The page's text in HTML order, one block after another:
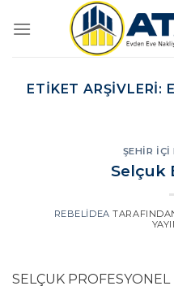
atla
ETIKET ARŞIVLERI:
ŞEHIR İÇI
Selçuk
REBELIDEA
SELÇUK